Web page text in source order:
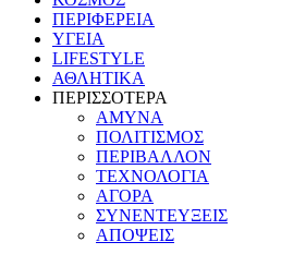
ΠΕΡΙΦΕΡΕΙΑ
ΥΓΕΙΑ
LIFESTYLE
ΑΘΛΗΤΙΚΑ
ΠΕΡΙΣΣΟΤΕΡΑ
ΑΜΥΝΑ
ΠΟΛΙΤΙΣΜΟΣ
ΠΕΡΙΒΑΛΛΟΝ
ΤΕΧΝΟΛΟΓΙΑ
ΑΓΟΡΑ
ΣΥΝΕΝΤΕΥΞΕΙΣ
ΑΠΟΨΕΙΣ